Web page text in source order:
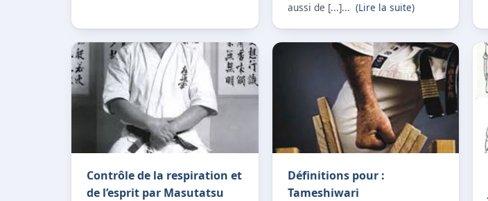
aussi de [...]... (Lire la suite)
Contrôle de la respiration et
de l’esprit par Masutatsu
Définitions pour :
Tameshiwari